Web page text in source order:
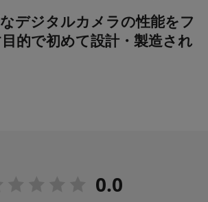
デジタルカメラの性能をフ
的で初めて設計・製造され
0.0